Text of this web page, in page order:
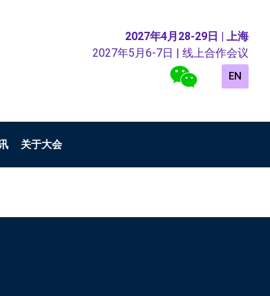
2027年4月28-29日 | 上海
2027年5月6-7日 | 线上合作会议
EN
关于大会